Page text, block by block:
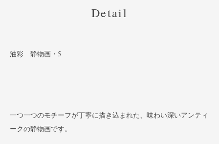
Detail
油彩 静物画・5
一つ一つのモチーフが丁寧に描き込まれた、味わい深いアンティ
ークの静物画です。